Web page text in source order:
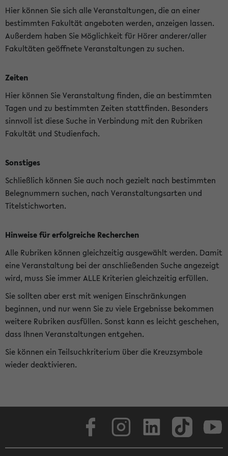
Hier können Sie sich alle Veranstaltungen, die an einer
bestimmten Fakultät angeboten werden, anzeigen lassen.
Außerdem haben Sie Möglichkeit für Hörer anderer/aller
Fakultäten geöffnete Veranstaltungen zu suchen.
Zeiten
Hier können Sie Veranstaltung finden, die an bestimmten
Tagen und zu bestimmten Zeiten stattfinden. Besonders
sinnvoll ist diese Suche in Verbindung mit den Rubriken
Fakultät und Studienfach.
Sonstiges
Schließlich können Sie auch noch gezielt nach bestimmten
Belegnummern suchen, nach Veranstaltungsarten und
Titelstichworten.
Hinweise für erfolgreiche Recherchen
Alle Rubriken können gleichzeitig ausgewählt werden. Damit
eine Veranstaltung bei der anschließenden Suche angezeigt
wird, muss Sie immer ALLE Kriterien gleichzeitig erfüllen.
Sie sollten aber erst mit wenigen Einschränkungen
beginnen, und nur wenn Sie zu viele Ergebnisse bekommen
weitere Rubriken ausfüllen. Sonst kann es leicht geschehen,
dass Ihnen Veranstaltungen entgehen.
Sie können ein Teilsuchkriterium über die Kreuzsymbole
wieder deaktivieren.